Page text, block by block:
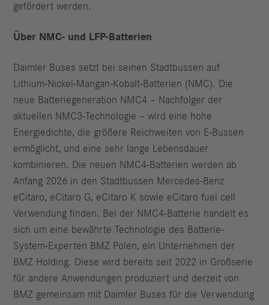
gefördert werden.
Über NMC- und LFP-Batterien
Daimler Buses setzt bei seinen Stadtbussen auf
Lithium-Nickel-Mangan-Kobalt-Batterien (NMC). Die
neue Batteriegeneration NMC4 – Nachfolger der
aktuellen NMC3-Technologie – wird eine hohe
Energiedichte, die größere Reichweiten von E-Bussen
ermöglicht, und eine sehr lange Lebensdauer
kombinieren. Die neuen NMC4-Batterien werden ab
Anfang 2026 in den Stadtbussen Mercedes-Benz
eCitaro, eCitaro G, eCitaro K sowie eCitaro fuel cell
Verwendung finden. Bei der NMC4-Batterie handelt es
sich um eine bewährte Technologie des Batterie-
System-Experten BMZ Polen, ein Unternehmen der
BMZ Holding. Diese wird bereits seit 2022 in Großserie
für andere Anwendungen produziert und derzeit von
BMZ gemeinsam mit Daimler Buses für die Verwendung